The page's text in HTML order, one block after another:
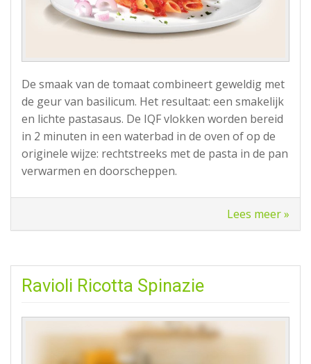
De smaak van de tomaat combineert geweldig met
de geur van basilicum. Het resultaat: een smakelijk
en lichte pastasaus. De IQF vlokken worden bereid
in 2 minuten in een waterbad in de oven of op de
originele wijze: rechtstreeks met de pasta in de pan
verwarmen en doorscheppen.
Lees meer »
Ravioli Ricotta Spinazie